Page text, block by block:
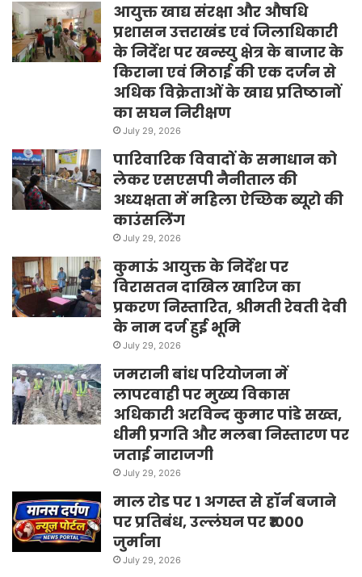
आयुक्त खाद्य संरक्षा और औषधि
प्रशासन उत्तराखंड एवं जिलाधिकारी
के निर्देश पर खन्स्यु क्षेत्र के बाजार के
किराना एवं मिठाई की एक दर्जन से
अधिक विक्रेताओं के खाद्य प्रतिष्ठानों
का सघन निरीक्षण
July 29, 2026
पारिवारिक विवादों के समाधान को
लेकर एसएसपी नैनीताल की
अध्यक्षता में महिला ऐच्छिक ब्यूरो की
काउंसलिंग
July 29, 2026
कुमाऊं आयुक्त के निर्देश पर
विरासतन दाखिल खारिज का
प्रकरण निस्तारित, श्रीमती रेवती देवी
के नाम दर्ज हुई भूमि
July 29, 2026
जमरानी बांध परियोजना में
लापरवाही पर मुख्य विकास
अधिकारी अरविन्द कुमार पांडे सख्त,
धीमी प्रगति और मलबा निस्तारण पर
जताई नाराजगी
July 29, 2026
माल रोड पर 1 अगस्त से हॉर्न बजाने
पर प्रतिबंध, उल्लंघन पर ₹1000
जुर्माना
July 29, 2026